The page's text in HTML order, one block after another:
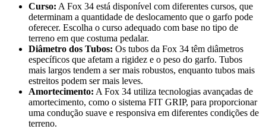
Curso: A Fox 34 está disponível com diferentes cursos, que
determinam a quantidade de deslocamento que o garfo pode
oferecer. Escolha o curso adequado com base no tipo de
terreno em que costuma pedalar.
Diâmetro dos Tubos: Os tubos da Fox 34 têm diâmetros
específicos que afetam a rigidez e o peso do garfo. Tubos
mais largos tendem a ser mais robustos, enquanto tubos mais
estreitos podem ser mais leves.
Amortecimento: A Fox 34 utiliza tecnologias avançadas de
amortecimento, como o sistema FIT GRIP, para proporcionar
uma condução suave e responsiva em diferentes condições de
terreno.